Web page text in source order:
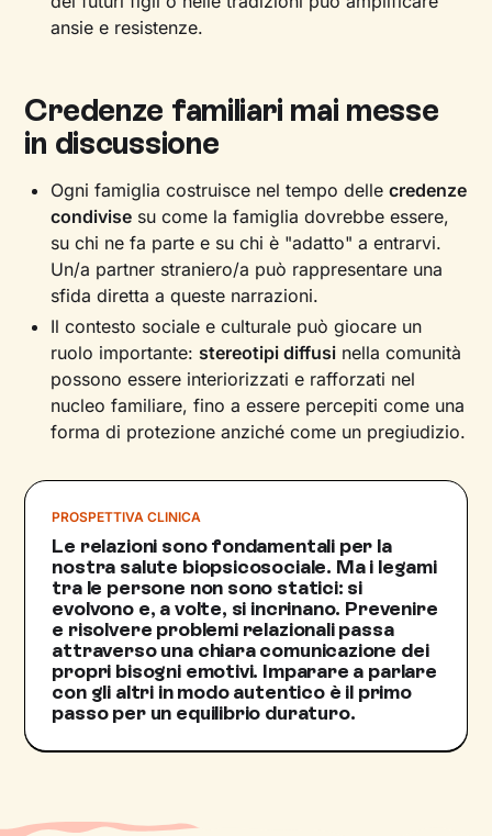
ansie e resistenze.
Credenze familiari mai messe
in discussione
Ogni famiglia costruisce nel tempo dellecredenze
condivise su come la famiglia dovrebbe essere,
su chi ne fa parte e su chi è "adatto" a entrarvi.
Un/a partner straniero/a può rappresentare una
sfida diretta a queste narrazioni.
Il contesto sociale e culturale può giocare un
ruolo importante: stereotipi diffusi nella comunità
possono essere interiorizzati e rafforzati nel
nucleo familiare, fino a essere percepiti come una
forma di protezione anziché come un pregiudizio.
PROSPETTIVA CLINICA
Le relazioni sono fondamentali per la
nostra salute biopsicosociale. Ma i legami
tra le persone non sono statici: si
evolvono e, a volte, si incrinano. Prevenire
e risolvere problemi relazionali passa
attraverso una chiara comunicazione dei
propri bisogni emotivi. Imparare a parlare
con gli altri in modo autentico è il primo
passo per un equilibrio duraturo.